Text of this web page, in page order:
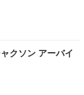
クソン アーバイ